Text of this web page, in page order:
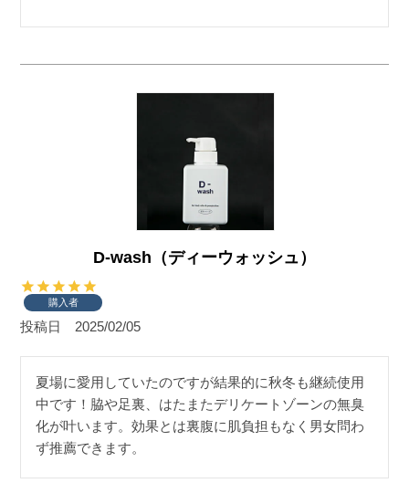
D-wash（ディーウォッシュ）
購入者
投稿日 2025/02/05
夏場に愛用していたのですが結果的に秋冬も継続使用
中です！脇や足裏、はたまたデリケートゾーンの無臭
化が叶います。効果とは裏腹に肌負担もなく男女問わ
ず推薦できます。